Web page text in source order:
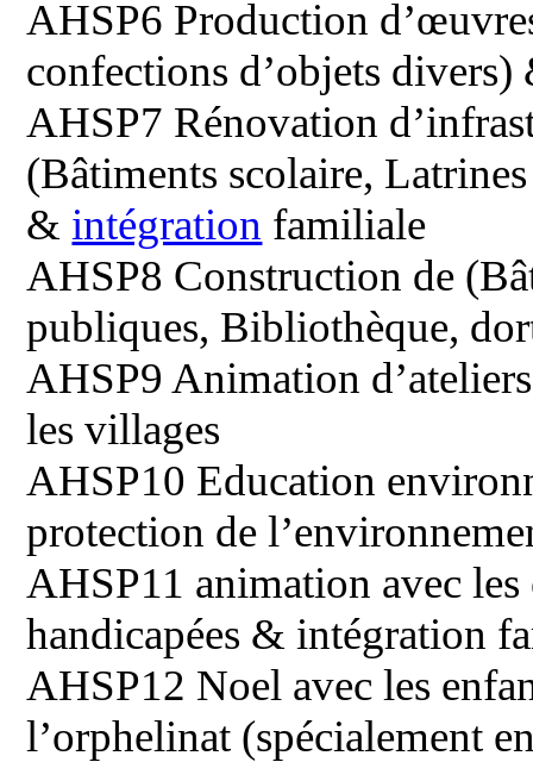
AHSP6 Production
confections d’objets
AHSP7 Rénovation
(Bâtiments scolaire,
& intégration familiale
AHSP8 Construction de
publiques, Bibliothèque,
AHSP9 Animation
les villages
AHSP10 Education
protection de
AHSP11 animation avec
handicapées & intégration
AHSP12 Noel avec les
l’orphelinat (spécialement